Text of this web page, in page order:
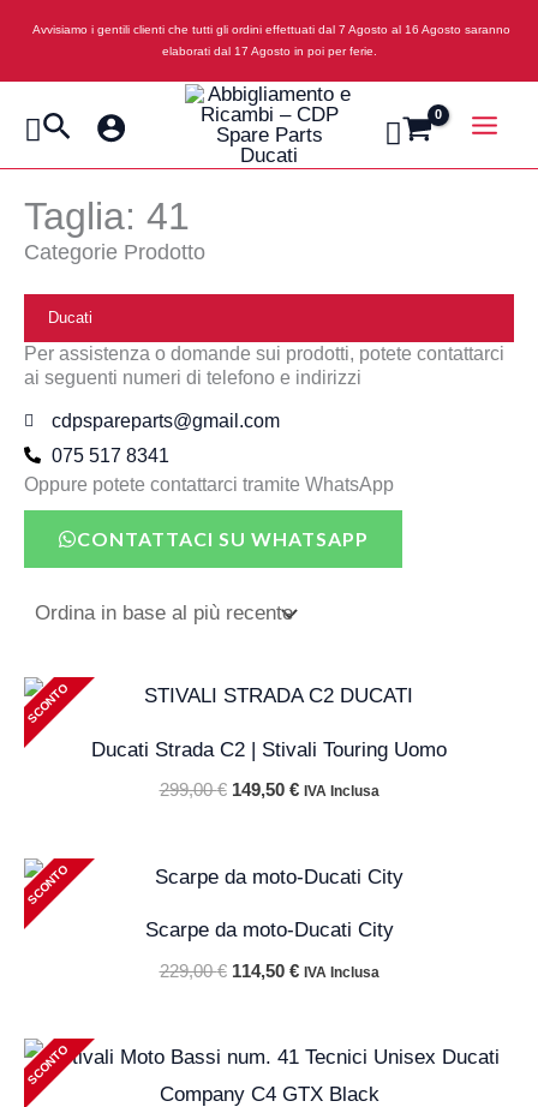
Avvisiamo i gentili clienti che tutti gli ordini effettuati dal 7 Agosto al 16 Agosto saranno
elaborati dal 17 Agosto in poi per ferie.
Cerca
Taglia: 41
Categorie Prodotto
Ducati
Per assistenza o domande sui prodotti, potete contattarci
ai seguenti numeri di telefono e indirizzi
cdpspareparts@gmail.com
075 517 8341
Oppure potete contattarci tramite WhatsApp
CONTATTACI SU WHATSAPP
SCONTO
Ducati Strada C2 | Stivali Touring Uomo
299,00€
Il
era:
299,00 €.
149,50 €
Il
è:
149,50 €.
IVA Inclusa
SCONTO
Scarpe da moto-Ducati City
229,00€
Il
era:
229,00 €.
114,50 €
Il
è:
114,50 €.
IVA Inclusa
SCONTO
Il
originale
Il
attuale